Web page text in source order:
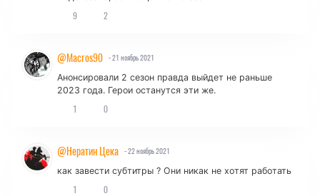
9 2
@Macros90 - 21 ноябрь 2021
Анонсировали 2 сезон правда выйдет не раньше
2023 года. Герои останутся эти же.
1 0
@Нератин Цека - 22 ноябрь 2021
как завести субтитры ? Они никак не хотят работать
1 0